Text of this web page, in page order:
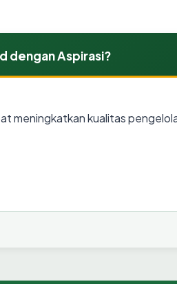
dengan Aspirasi?
meningkatkan kualitas